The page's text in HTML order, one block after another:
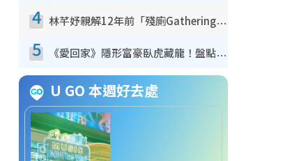
4 林芊妤親解12年前「殘廁Gathering」真相！高層解約一句話重創尊嚴至今拒返TVB
5 《愛回家》隱形富豪臥虎藏龍！盤點12位財氣逼人的有錢藝人：呢位靚女3億身家唔憂做
U GO 本週好去處